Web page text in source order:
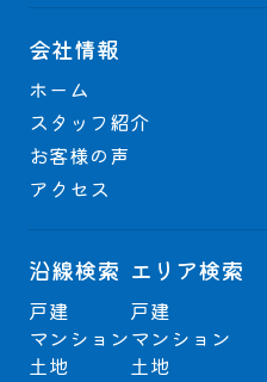
会社情報
ホーム
スタッフ紹介
お客様の声
アクセス
沿線検索
戸建
マンション
土地
エリア検索
戸建
マンション
土地